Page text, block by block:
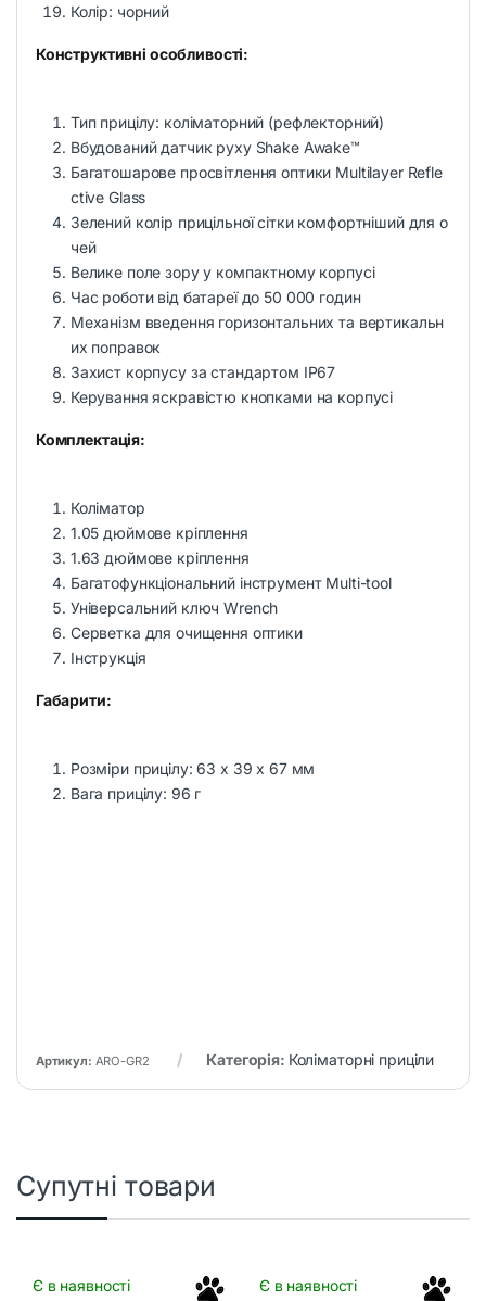
Колір: чорний
Конструктивні особливості:
Тип прицілу: коліматорний (рефлекторний)
Вбудований датчик руху Shake Awake™
Багатошарове просвітлення оптики Multilayer Refle
ctive Glass
Зелений колір прицільної сітки комфортніший для о
чей
Велике поле зору у компактному корпусі
Час роботи від батареї до 50 000 годин
Механізм введення горизонтальних та вертикальн
их поправок
Захист корпусу за стандартом IP67
Керування яскравістю кнопками на корпусі
Комплектація:
Коліматор
1.05 дюймове кріплення
1.63 дюймове кріплення
Багатофункціональний інструмент Multi-tool
Універсальний ключ Wrench
Серветка для очищення оптики
Інструкція
Габарити:
Розміри прицілу: 63 x 39 x 67 мм
Вага прицілу: 96 г
Артикул: ARO-GR2 Категорія: Коліматорні приціли
Супутні товари
Є в наявності Є в наявності